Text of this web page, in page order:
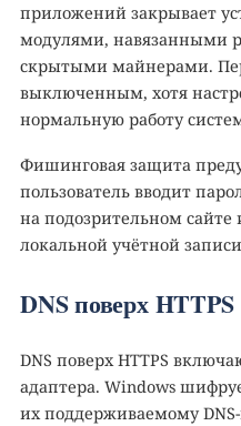
приложений закрывает
модулями, навязанными
скрытыми майнерами.
выключенным, хотя
нормальную работу
Фишинговая защита
пользователь вводит
на подозрительном
локальной учётной
DNS поверх HTTPS
DNS поверх HTTPS
адаптера. Windows
их поддерживаемому